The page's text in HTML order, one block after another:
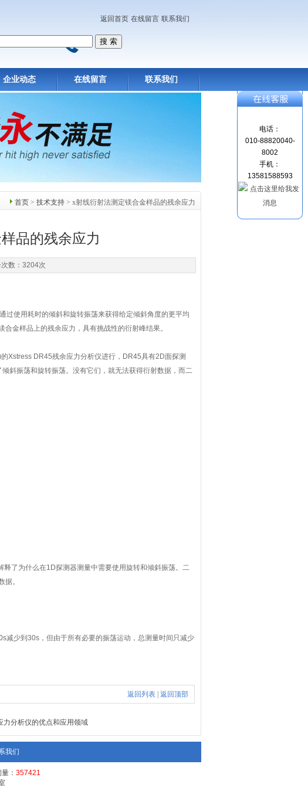
返回首页 在线留言 联系我们
企业动态 在线留言 联系我们
首页 > 技术支持 > x射线衍射法测定镁合金样品的残余应力
品的残余应力
数：3204次
过使用耗时的倾斜和旋转振荡来获得给定倾斜角度的更平均
金样品上的残余应力，具有挑战性的衍射峰结果。
Xstress DR45残余应力分析仪进行，DR45具有2D面探测
斜振荡和旋转振荡。没有它们，就无法获得衍射数据，而二
了为什么在1D探测器测量中需要使用旋转和倾斜振荡。二
。
减少到30s，但由于所有必要的振荡运动，总测量时间只减少
返回列表 返回顶部
力分析仪的优点和应用领域
我们
： 357421
电话：
010-88820040-
8002
手机：
13581588593